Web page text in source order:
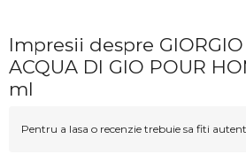
Impresii despre
ACQUA DI GIO POUR
ml
Pentru a lasa o recenzie trebuie sa fiti